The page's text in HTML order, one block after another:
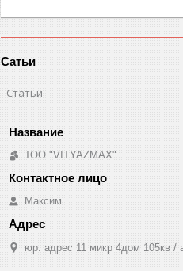
Сатьи
Статьи
ТОО "VITYAZMAX"
Максим
юр. адрес 11 микр 4дом 105кв /